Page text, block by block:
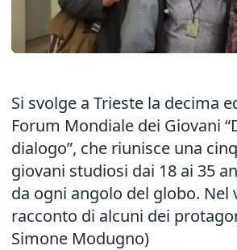
Si svolge a Trieste la decima
Forum Mondiale dei Giovani
dialogo”, che riunisce una
giovani studiosi dai 18 ai 35
da ogni angolo del globo. Nel
racconto di alcuni dei
Simone Modugno)